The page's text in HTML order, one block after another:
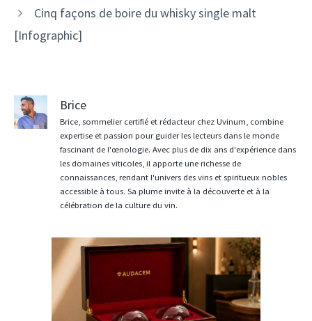
Cinq façons de boire du whisky single malt
[Infographic]
Brice
Brice, sommelier certifié et rédacteur chez Uvinum, combine
expertise et passion pour guider les lecteurs dans le monde
fascinant de l'œnologie. Avec plus de dix ans d'expérience dans
les domaines viticoles, il apporte une richesse de
connaissances, rendant l'univers des vins et spiritueux nobles
accessible à tous. Sa plume invite à la découverte et à la
célébration de la culture du vin.